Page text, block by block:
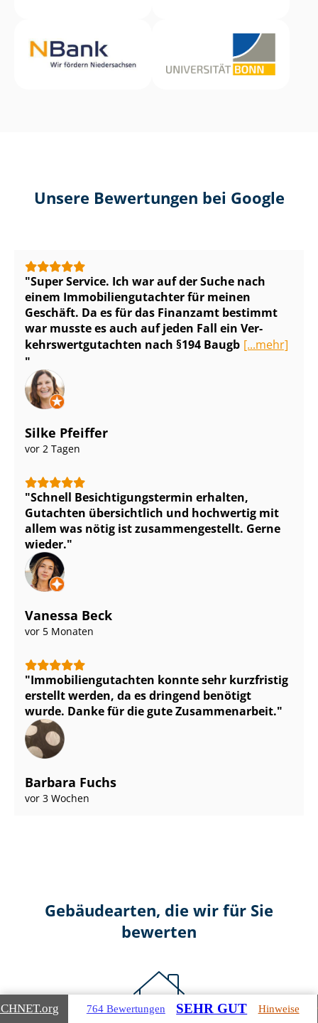
Unsere Bewertungen bei Google
Super Service. Ich war auf der Suche nach
einem Im­mo­bi­li­en­gut­ach­ter für meinen
Geschäft. Da es für das Finanzamt bestimmt
war musste es auch auf jeden Fall ein Ver­
kehrs­wert­gut­ach­ten nach §194 Baugb [...mehr]
Silke Pfeiffer
vor 2 Tagen
Schnell Be­sich­ti­gungs­ter­min erhalten,
Gutachten übersichtlich und hochwertig mit
allem was nötig ist zu­sam­men­ge­stellt. Gerne
wieder.
Vanessa Beck
vor 5 Monaten
Im­mo­bi­li­en­gut­ach­ten konnte sehr kurzfristig
erstellt werden, da es dringend benötigt
wurde. Danke für die gute Zusammenarbeit.
Barbara Fuchs
vor 3 Wochen
Gebäudearten, die wir für Sie
bewerten
.org 764 Bewertungen SEHR GUT Hinweise